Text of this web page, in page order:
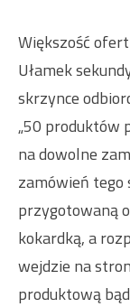
Większość
Ułamek
skrzynce
„50 produktów
na dowolne
zamówień tego
przygotowaną
kokardką, a
wejdzie na
produktową